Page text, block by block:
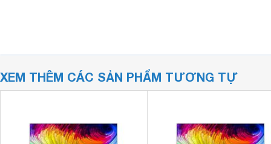
XEM THÊM CÁC SẢN PHẨM TƯƠNG TỰ